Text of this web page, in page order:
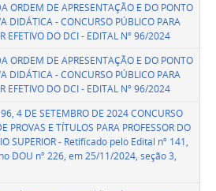
ORDEM DE APRESENTAÇÃO E DO PONTO
DIDÁTICA - CONCURSO PÚBLICO PARA
EFETIVO DO DCI - EDITAL Nº 96/2024
ORDEM DE APRESENTAÇÃO E DO PONTO
DIDÁTICA - CONCURSO PÚBLICO PARA
EFETIVO DO DCI - EDITAL Nº 96/2024
4 DE SETEMBRO DE 2024 CONCURSO
PROVAS E TÍTULOS PARA PROFESSOR DO
SUPERIOR - Retificado pelo Edital nº 141,
DOU nº 226, em 25/11/2024, seção 3,